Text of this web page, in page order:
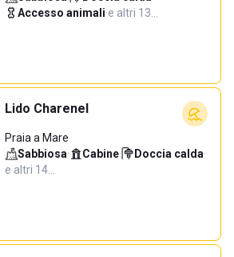
Accesso animali·e altri 13…
Lido Charenel
Praia a Mare
Sabbiosa· Cabine· Doccia calda·
e altri 14…